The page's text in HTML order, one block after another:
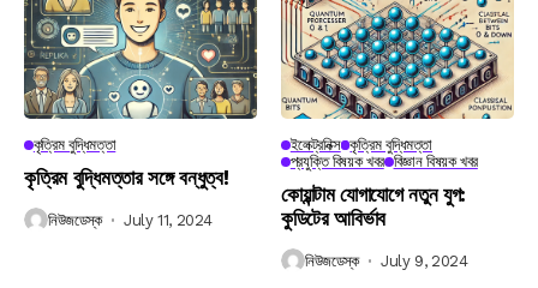
কৃত্রিম বুদ্ধিমত্তা
কৃত্রিম বুদ্ধিমত্তার সঙ্গে বন্ধুত্ব!
নিউজডেস্ক July 11, 2024
ইলেক্ট্রনিক্স কৃত্রিম বুদ্ধিমত্তা
প্রযুক্তি বিষয়ক খবর বিজ্ঞান বিষয়ক খবর
কোয়ান্টাম যোগাযোগে নতুন যুগ:
কুডিটের আবির্ভাব
নিউজডেস্ক July 9, 2024